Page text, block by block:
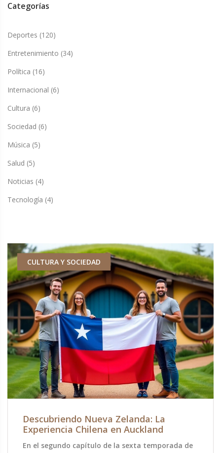
Categorías
Deportes (120)
Entretenimiento (34)
Política (16)
Internacional (6)
Cultura (6)
Sociedad (6)
Música (5)
Salud (5)
Noticias (4)
Tecnología (4)
CULTURA Y SOCIEDAD
Descubriendo Nueva Zelanda: La
Experiencia Chilena en Auckland
En el segundo capítulo de la sexta temporada de